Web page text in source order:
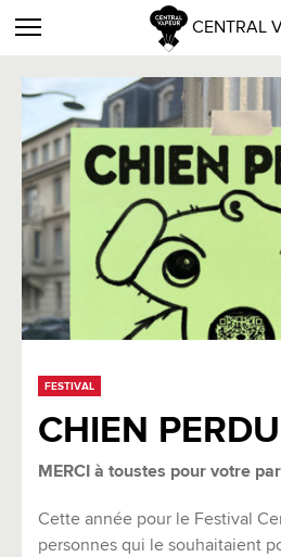
CENTRAL
FESTIVAL
CHIEN PERDU
MERCI à toustes pour votre
Cette année pour le Festival
personnes qui le souhaitaient